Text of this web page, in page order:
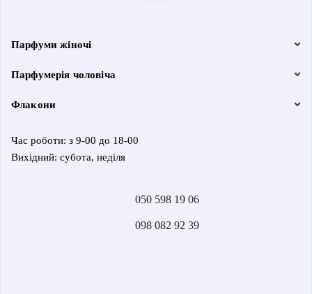
Парфуми жіночі
Парфумерія чоловіча
Флакони
Час роботи: з 9-00 до 18-00
Вихідний: субота, неділя
050 598 19 06
098 082 92 39